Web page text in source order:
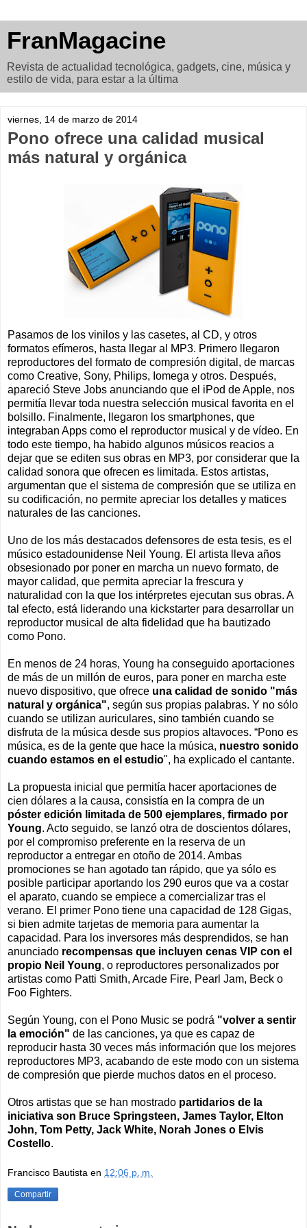
FranMagacine
Revista de actualidad tecnológica, gadgets, cine, música y
estilo de vida, para estar a la última
viernes, 14 de marzo de 2014
Pono ofrece una calidad musical
más natural y orgánica
Pasamos de los vinilos y las casetes, al CD, y otros
formatos efímeros, hasta llegar al MP3. Primero llegaron
reproductores del formato de compresión digital, de marcas
como Creative, Sony, Philips, Iomega y otros. Después,
apareció Steve Jobs anunciando que el iPod de Apple, nos
permitía llevar toda nuestra selección musical favorita en el
bolsillo. Finalmente, llegaron los smartphones, que
integraban Apps como el reproductor musical y de vídeo. En
todo este tiempo, ha habido algunos músicos reacios a
dejar que se editen sus obras en MP3, por considerar que la
calidad sonora que ofrecen es limitada. Estos artistas,
argumentan que el sistema de compresión que se utiliza en
su codificación, no permite apreciar los detalles y matices
naturales de las canciones.
Uno de los más destacados defensores de esta tesis, es el
músico estadounidense Neil Young. El artista lleva años
obsesionado por poner en marcha un nuevo formato, de
mayor calidad, que permita apreciar la frescura y
naturalidad con la que los intérpretes ejecutan sus obras. A
tal efecto, está liderando una kickstarter para desarrollar un
reproductor musical de alta fidelidad que ha bautizado
como Pono.
En menos de 24 horas, Young ha conseguido aportaciones
de más de un millón de euros, para poner en marcha este
nuevo dispositivo, que ofrece una calidad de sonido "más
natural y orgánica", según sus propias palabras. Y no sólo
cuando se utilizan auriculares, sino también cuando se
disfruta de la música desde sus propios altavoces. “Pono es
música, es de la gente que hace la música, nuestro sonido
cuando estamos en el estudio", ha explicado el cantante.
La propuesta inicial que permitía hacer aportaciones de
cien dólares a la causa, consistía en la compra de un
póster edición limitada de 500 ejemplares, firmado por
Young. Acto seguido, se lanzó otra de doscientos dólares,
por el compromiso preferente en la reserva de un
reproductor a entregar en otoño de 2014. Ambas
promociones se han agotado tan rápido, que ya sólo es
posible participar aportando los 290 euros que va a costar
el aparato, cuando se empiece a comercializar tras el
verano. El primer Pono tiene una capacidad de 128 Gigas,
si bien admite tarjetas de memoria para aumentar la
capacidad. Para los inversores más desprendidos, se han
anunciado recompensas que incluyen cenas VIP con el
propio Neil Young, o reproductores personalizados por
artistas como Patti Smith, Arcade Fire, Pearl Jam, Beck o
Foo Fighters.
Según Young, con el Pono Music se podrá "volver a sentir
la emoción" de las canciones, ya que es capaz de
reproducir hasta 30 veces más información que los mejores
reproductores MP3, acabando de este modo con un sistema
de compresión que pierde muchos datos en el proceso.
Otros artistas que se han mostrado partidarios de la
iniciativa son Bruce Springsteen, James Taylor, Elton
John, Tom Petty, Jack White, Norah Jones o Elvis
Costello.
Francisco Bautista en 12:06 p. m.
Compartir